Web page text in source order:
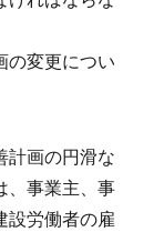
の変更につい
計画の円滑な
、事業主、事
設労働者の雇